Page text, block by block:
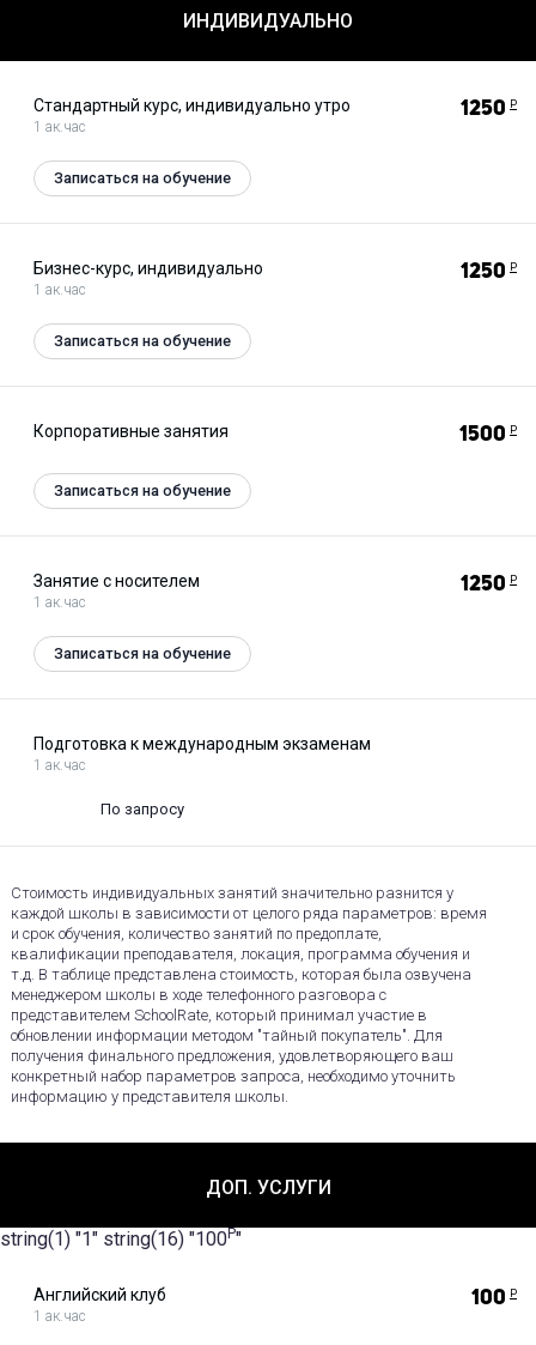
ИНДИВИДУАЛЬНО
Стандартный курс, индивидуально утро
1 ак.час
1250 Р
Записаться на обучение
Бизнес-курс, индивидуально
1 ак.час
1250 Р
Записаться на обучение
Корпоративные занятия 1500 Р
Записаться на обучение
Занятие с носителем
1 ак.час
1250 Р
Записаться на обучение
Подготовка к международным экзаменам
1 ак.час
По запросу
Стоимость индивидуальных занятий значительно разнится у
каждой школы в зависимости от целого ряда параметров: время
и срок обучения, количество занятий по предоплате,
квалификации преподавателя, локация, программа обучения и
т.д. В таблице представлена стоимость, которая была озвучена
менеджером школы в ходе телефонного разговора с
представителем SchoolRate, который принимал участие в
обновлении информации методом "тайный покупатель". Для
получения финального предложения, удовлетворяющего ваш
конкретный набор параметров запроса, необходимо уточнить
информацию у представителя школы.
ДОП. УСЛУГИ
string(1) "1" string(16) "100Р"
Английский клуб
1 ак.час
100 Р